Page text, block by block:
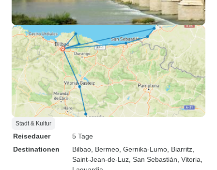
Stadt & Kultur
Reisedauer
5 Tage
Destinationen
Bilbao , Bermeo , Gernika-Lumo , Biarritz
Saint-Jean-de-Luz , San Sebastián , Vitoria